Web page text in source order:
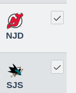
NJD
SJS